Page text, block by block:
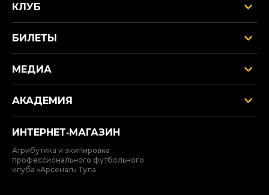
КЛУБ
БИЛЕТЫ
МЕДИА
АКАДЕМИЯ
ИНТЕРНЕТ‑МАГАЗИН
Атрибутика и экипировка
профессионального футбольного
клуба «Арсенал» Тула